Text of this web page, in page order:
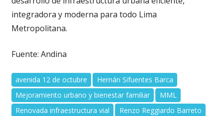
integradora y moderna para todo Lima
Metropolitana.
Fuente: Andina
avenida 12 de octubre
Hernán Sifuentes Barca
Mejoramiento urbano y bienestar familiar
MML
Renovada infraestructura vial
Renzo Reggiardo Barreto